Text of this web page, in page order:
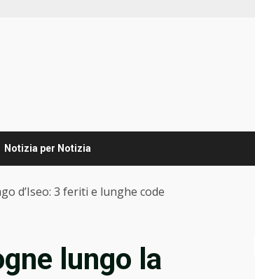
Notizia per Notizia
d’Iseo: 3 feriti e lunghe code
lungo la